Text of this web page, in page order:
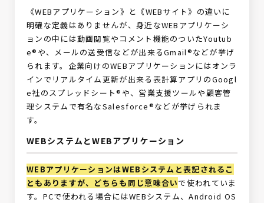
《WEBアプリケーション》と《WEBサイト》の違いに
明確な定義はありませんが、身近なWEBアプリケーシ
ョンの中には動画閲覧やコメント機能のついたYoutub
e®や、メールの送受信などが出来るGmail®などが挙げ
られます。企業向けのWEBアプリケーションにはオンラ
インでリアルタイム更新が出来る表計算アプリのGoogl
e社のスプレッドシート®や、営業支援ツールや顧客管
理システムで有名なSalesforce®などが挙げられま
す。
WEBシステムとWEBアプリケーション
WEBアプリケーションはWEBシステムと表記されるこ
ともありますが、どちらも同じ意味合いで使われていま
す。PCで使われる場合にはWEBシステム、Android OS